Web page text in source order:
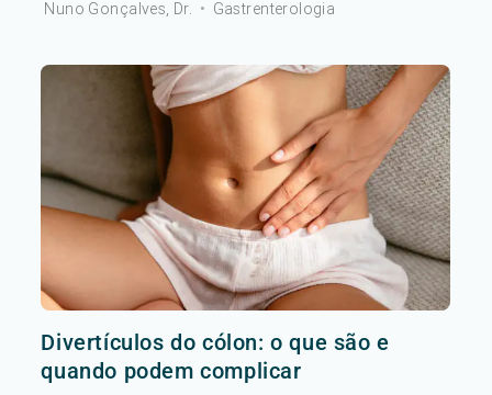
Nuno Gonçalves, Dr. • Gastrenterologia
Divertículos do cólon: o que são e
quando podem complicar